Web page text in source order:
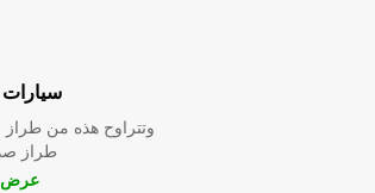
سيارات
وتتراوح هذه من
طراز
عرض